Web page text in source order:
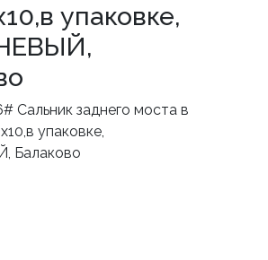
упаковке,
Сальник заднего моста в
упаковке,
Балаково